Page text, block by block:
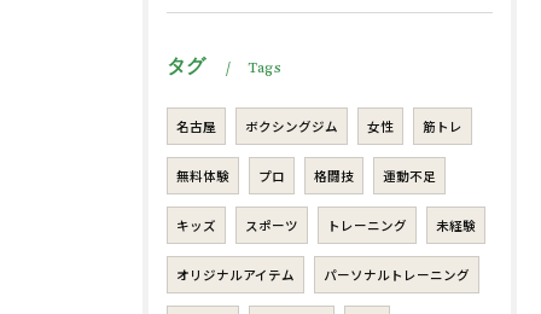
タグ Tags
名古屋 ボクシングジム 女性 筋トレ
無料体験 プロ 格闘技 運動不足
キッズ スポーツ トレーニング 未経験
オリジナルアイテム パーソナルトレーニング